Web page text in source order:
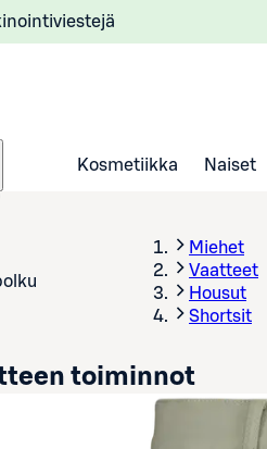
Kosmetiikka Naiset
Miehet
Vaatteet
Housut
Shortsit
toiminnot